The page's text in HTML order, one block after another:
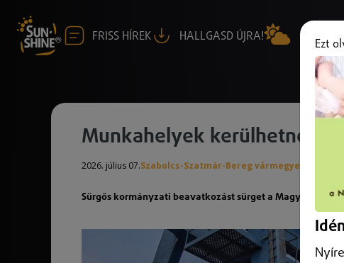
FRISS HÍREK HALLGASD ÚJRA!
Munkahelyek kerülhetnek
2026. július 07.Szabolcs-Szatmár-Bereg vármegye
Sürgős kormányzati beavatkozást sürget a
Ezt